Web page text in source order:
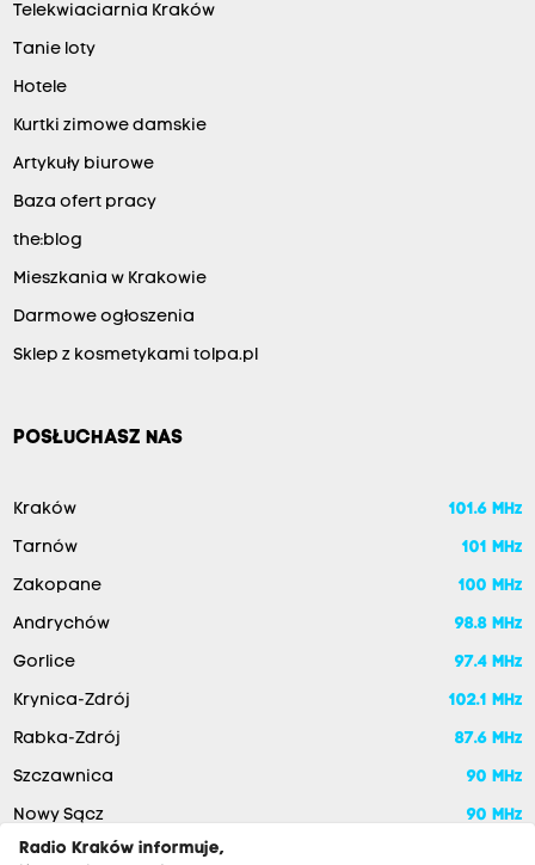
Telekwiaciarnia Kraków
Tanie loty
Hotele
Kurtki zimowe damskie
Artykuły biurowe
Baza ofert pracy
the:blog
Mieszkania w Krakowie
Darmowe ogłoszenia
Sklep z kosmetykami tolpa.pl
POSŁUCHASZ NAS
Kraków 101.6 MHz
Tarnów 101 MHz
Zakopane 100 MHz
Andrychów 98.8 MHz
Gorlice 97.4 MHz
Krynica-Zdrój 102.1 MHz
Rabka-Zdrój 87.6 MHz
Szczawnica 90 MHz
Nowy Sącz
90 MHz
Radio Kraków informuje,